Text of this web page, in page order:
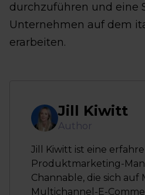
durchzuführen und eine
Unternehmen auf dem
erarbeiten.
Jill Kiwitt
Author
Jill Kiwitt ist eine
Produktmarketing-
Channable, die sich
Multichannel-E-